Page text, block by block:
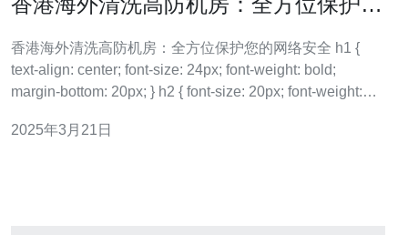
香港海外清洗高防机房：全方位保护您的网络安全 h1 {
text-align: center; font-size: 24px; font-weight: bold;
margin-bottom: 20px; } h2 { font-size: 20px; font-weight:
2025年3月21日